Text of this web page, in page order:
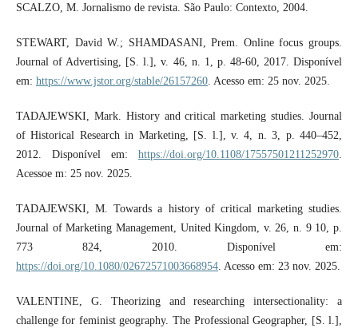
SCALZO, M. Jornalismo de revista. São Paulo: Contexto, 2004.
STEWART, David W.; SHAMDASANI, Prem. Online focus groups.
Journal of Advertising, [S. l.], v. 46, n. 1, p. 48-60, 2017. Disponível
em: https://www.jstor.org/stable/26157260. Acesso em: 25 nov. 2025.
TADAJEWSKI, Mark. History and critical marketing studies. Journal
of Historical Research in Marketing, [S. l.], v. 4, n. 3, p. 440–452,
2012. Disponível em:https://doi.org/10.1108/17557501211252970
Acessoe m: 25 nov. 2025.
TADAJEWSKI, M. Towards a history of critical marketing studies.
Journal of Marketing Management, United Kingdom, v. 26, n. 9 10, p.
773 824, 2010. Disponível em:
https://doi.org/10.1080/02672571003668954. Acesso em: 23 nov. 2025.
VALENTINE, G. Theorizing and researching intersectionality: a
challenge for feminist geography. The Professional Geographer, [S. l.],